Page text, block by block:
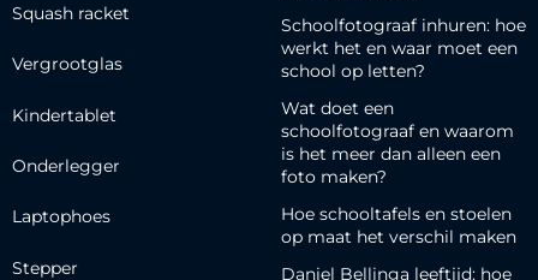
Squash racket
Vergrootglas
Kindertablet
Onderlegger
Laptophoes
Stepper
Schoolfotograaf inhuren: hoe
werkt het en waar moet een
school op letten?
Wat doet een
schoolfotograaf en waarom
is het meer dan alleen een
foto maken?
Hoe schooltafels en stoelen
op maat het verschil maken
Daniel Bellinga leeftijd: hoe